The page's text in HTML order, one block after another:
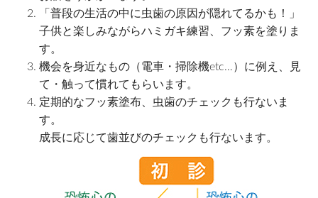
「普段の生活の中に虫歯の原因が隠れてるかも！」
子供と楽しみながらハミガキ練習、フッ素を塗りま
す。
機会を身近なもの（電車・掃除機etc…）に例え、見
て・触って慣れてもらいます。
定期的なフッ素塗布、虫歯のチェックも行ないま
す。
成長に応じて歯並びのチェックも行ないます。